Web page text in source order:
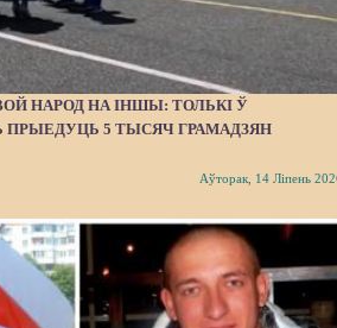
НАРОД НА ІНШЫ: ТОЛЬКІ Ў
5 ТЫСЯЧ ГРАМАДЗЯН
Аўторак, 14 Ліпень